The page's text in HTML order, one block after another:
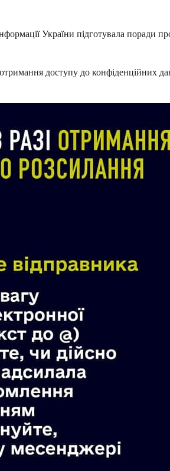
України підготувала поради
доступу до конфіденційних